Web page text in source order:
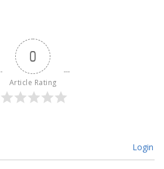
0
Article Rating
Login